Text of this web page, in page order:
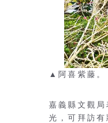
▲阿喜紫藤
嘉義縣文觀
光，可拜訪